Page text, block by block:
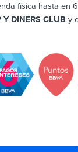
física hasta en
Y DINERS CLUB y